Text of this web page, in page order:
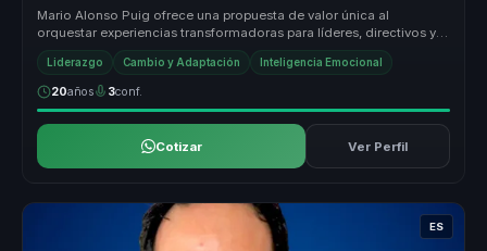
Mario Alonso Puig ofrece una propuesta de valor única al
orquestar experiencias transformadoras para líderes, directivos y
responsables d...
Liderazgo Cambio y Adaptación Inteligencia Emocional
20años 3conf.
Cotizar Ver Perfil
ES